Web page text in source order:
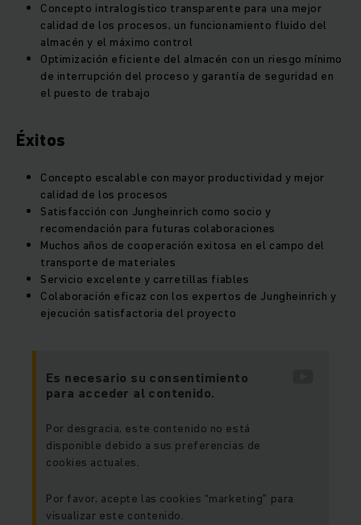
Concepto intralogístico transparente para una mejor
calidad de los procesos, un funcionamiento fluido del
almacén y el máximo control
Optimización eficiente del almacén con un riesgo mínimo
de interrupción del proceso y garantía de seguridad en
el puesto de trabajo
Éxitos
Concepto escalable con mayor productividad y mejor
calidad de los procesos
Satisfacción con Jungheinrich como socio y
recomendación para futuras colaboraciones
Muchos años de cooperación exitosa en el campo del
transporte de materiales
Servicio excelente y carretillas fiables
Colaboración eficaz con los expertos de Jungheinrich y
ejecución satisfactoria del proyecto
Es necesario su consentimiento
para acceder al contenido.
Por desgracia, este contenido no está
disponible debido a sus preferencias de
cookies actuales.
Por favor, acepte las cookies “marketing” para
visualizar este contenido.